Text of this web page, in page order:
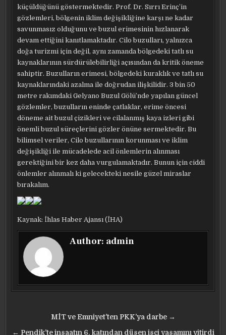
küçüldüğünü göstermektedir. Prof. Dr. Sırrı Erinç’in
gözlemleri, bölgenin iklim değişikliğine karşı ne kadar
savunmasız olduğunu ve buzul erimesinin hızlanarak
devam ettiğini kanıtlamaktadır. Cilo buzulları, yalnızca
doğa turizmi için değil, aynı zamanda bölgedeki tatlı su
kaynaklarının sürdürülebilirliği açısından da kritik öneme
sahiptir. Buzulların erimesi, bölgedeki kuraklık ve tatlı su
kaynaklarındaki azalma ile doğrudan ilişkilidir. 3 bin 50
metre rakımdaki Gelyano Buzul Gölü’nde yapılan güncel
gözlemler, buzulların eninde çatlaklar, erime öncesi
döneme ait buzul çizikleri ve cilalanmış kaya izleri gibi
önemli buzul süreçlerini gözler önüne sermektedir. Bu
bilimsel veriler, Cilo buzullarının korunması ve iklim
değişikliği ile mücadelede acil önlemlerin alınması
gerektiğini bir kez daha vurgulamaktadır. Bunun için ciddi
önlemler alınmalı ki gelecekteki nesile güzel miraslar
bırakalım.
Kaynak: İhlas Haber Ajansı (İHA)
Author: admin
MİT ve Emniyet’ten PKK’ya darbe →
← Pendik’te inşaatın 6. katından düşen işçi yaşamını yitirdi